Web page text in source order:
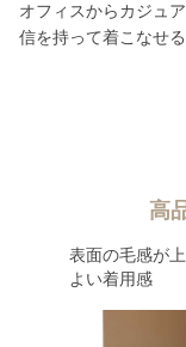
オフィスからカジュ
信を持って着こなせる
高
表面の毛感が
よい着用感